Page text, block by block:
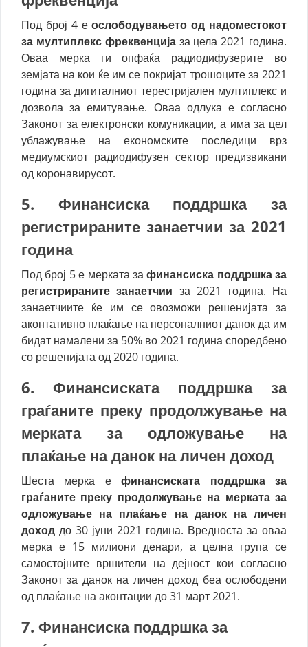
Под број 4 еослободувањето од надоместокот
за мултиплекс фреквенцијаза цела 2021 година.
Оваа мерка ги опфаќа радиодифузерите во
земјата на кои ќе им се покријат трошоците за 2021
година за дигиталниот терестријален мултиплекс и
дозвола за емитување. Оваа одлука е согласно
Законот за електронски комуникации, а има за цел
ублажување на економските последици врз
медиумскиот радиодифузен сектор предизвикани
од коронавирусот.
5. Финансиска поддршка за
регистрираните занаетчии за 2021
година
Под број 5 е мерката зафинансиска поддршка за
регистрираните занаетчии за 2021 година. На
занаетчиите ќе им се овозможи решенијата за
аконтативно плаќање на персоналниот данок да им
бидат намалени за 50% во 2021 година споредбено
со решенијата од 2020 година.
6. Финансиската поддршка за
граѓаните преку продолжување на
мерката за одложување на
плаќање на данок на личен доход
Шеста мерка ефинансиската поддршка за
граѓаните преку продолжување на мерката за
одложување на плаќање на данок на личен
доход до 30 јуни 2021 година. Вредноста за оваа
мерка е 15 милиони денари, а целна група се
самостојните вршители на дејност кои согласно
Законот за данок на личен доход беа ослободени
од плаќање на аконтации до 31 март 2021.
7. Финансиска поддршка за